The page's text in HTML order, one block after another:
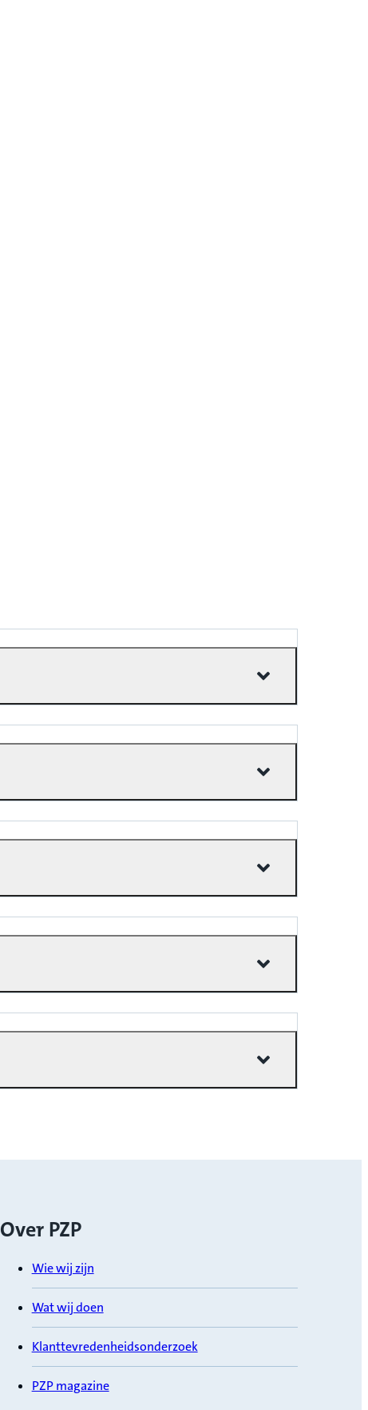
Over PZP
Wie wij zijn
Wat wij doen
Klanttevredenheidsonderzoek
PZP magazine